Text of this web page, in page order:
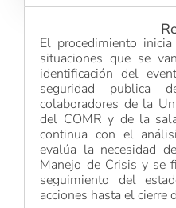
El procedimiento
situaciones que se
identificación del
seguridad publica
colaboradores de la
del COMR y de la
continua con el
evalúa la necesidad
Manejo de Crisis y se
seguimiento del
acciones hasta el cierre